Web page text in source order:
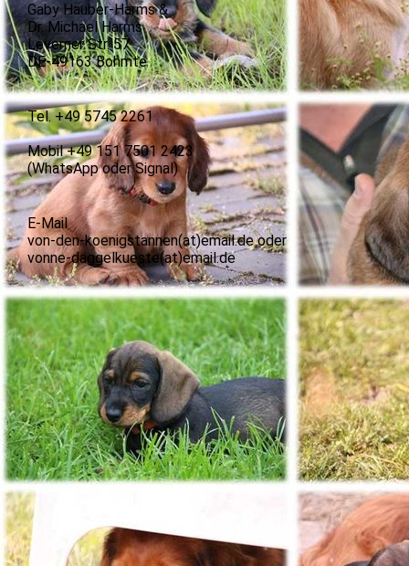
Gaby Hauber-Harms &
Dr. Michael Harms
Leverner Str. 57
DE-49163 Bohmte
Tel. +49 5745 2261
Mobil +49 151 7501 2423
(WhatsApp oder Signal)
E-Mail
von-den-koenigstannen(at)email.de oder
vonne-daggelkueste(at)email.de